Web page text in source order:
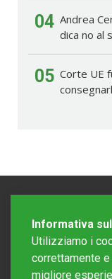
04 Andrea
dica no al
05 Corte UE
Informativa
Utilizziamo i
correttamente
migliore